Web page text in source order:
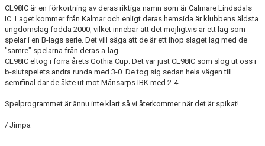
KLUBBSHOP
CL98IC är en förkortning av deras riktiga namn som är Calmare Lindsdals
IC. Laget kommer från Kalmar och enligt deras hemsida är klubbens äldsta
ungdomslag födda 2000, vilket innebär att det möjligtvis är ett lag som
spelar i en B-lags serie. Det vill säga att de är ett ihop slaget lag med de
"sämre" spelarna från deras a-lag.
CL98IC eltog i förra årets Gothia Cup. Det var just CL98IC som slog ut oss i
b-slutspelets andra runda med 3-0. De tog sig sedan hela vägen till
semifinal där de åkte ut mot Månsarps IBK med 2-4.
Spelprogrammet är ännu inte klart så vi återkommer när det är spikat!
/ Jimpa